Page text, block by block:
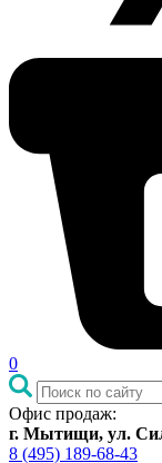
0
Офис продаж:
г. Мытищи, ул.
8 (495) 189-68-43